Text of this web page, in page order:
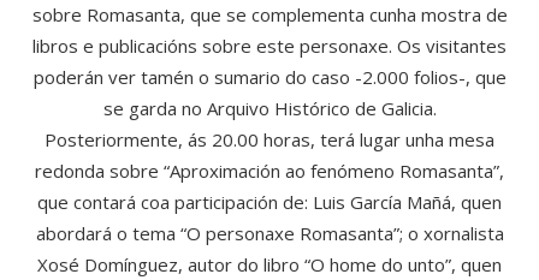
sobre Romasanta, que se complementa cunha mostra de
libros e publicacións sobre este personaxe. Os visitantes
poderán ver tamén o sumario do caso -2.000 folios-, que
se garda no Arquivo Histórico de Galicia.
Posteriormente, ás 20.00 horas, terá lugar unha mesa
redonda sobre “Aproximación ao fenómeno Romasanta”,
que contará coa participación de: Luis García Mañá, quen
abordará o tema “O personaxe Romasanta”; o xornalista
Xosé Domínguez, autor do libro “O home do unto”, quen